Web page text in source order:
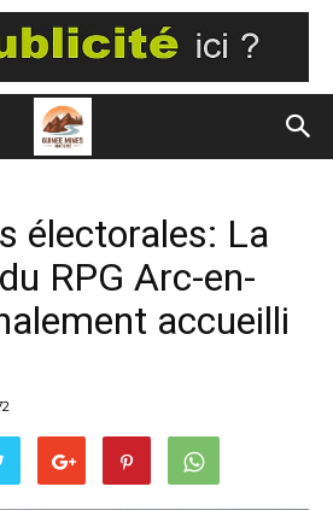
électorales: La
RPG Arc-en-
accueilli